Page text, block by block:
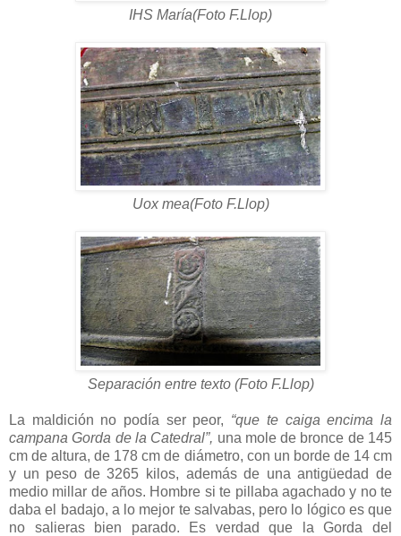
IHS María(Foto F.Llop)
Uox mea(Foto F.Llop)
Separación entre texto (Foto F.Llop)
La maldición no podía ser peor, “que te caiga encima la
campana Gorda de la Catedral”, una mole de bronce de 145
cm de altura, de 178 cm de diámetro, con un borde de 14 cm
y un peso de 3265 kilos, además de una antigüedad de
medio millar de años. Hombre si te pillaba agachado y no te
daba el badajo, a lo mejor te salvabas, pero lo lógico es que
no salieras bien parado. Es verdad que la Gorda del